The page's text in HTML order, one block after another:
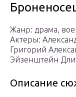
Жанр: драма,
Актеры:
Григорий
Эйзенштейн
Описание